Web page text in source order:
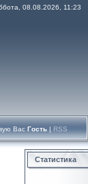
08.08.2026, 11:23
Вас Гость | RSS
Статистика